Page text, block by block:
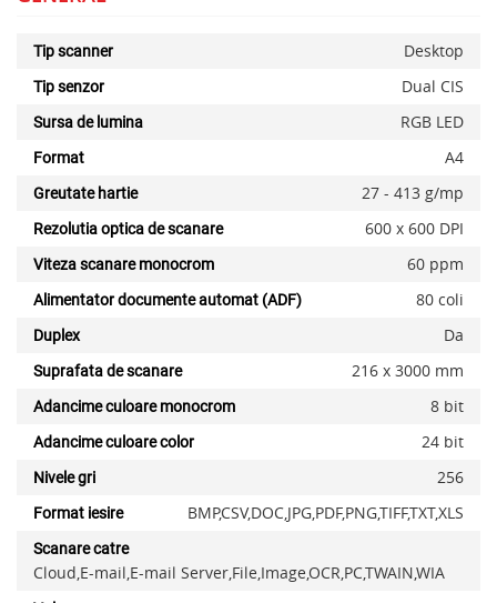
Tip scanner Desktop
Tip senzor Dual CIS
Sursa de lumina RGB LED
Format A4
Greutate hartie 27 - 413 g/mp
Rezolutia optica de scanare 600 x 600 DPI
Viteza scanare monocrom 60 ppm
Alimentator documente automat (ADF) 80 coli
Duplex Da
Suprafata de scanare 216 x 3000 mm
Adancime culoare monocrom 8 bit
Adancime culoare color 24 bit
Nivele gri 256
Format iesire BMP,CSV,DOC,JPG,PDF,PNG,TIFF,TXT,XLS
Scanare catre
Cloud,E-mail,E-mail Server,File,Image,OCR,PC,TWAIN,WIA